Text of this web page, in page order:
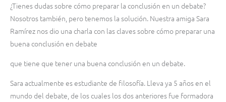
¿Tienes dudas sobre cómo preparar la conclusión en un debate?
Nosotros también, pero tenemos la solución. Nuestra amiga Sara
Ramírez nos dio una charla con las claves sobre cómo preparar una
buena conclusión en debate
que tiene que tener una buena conclusión en un debate.
Sara actualmente es estudiante de filosofía. Lleva ya 5 años en el
mundo del debate, de los cuales los dos anteriores fue formadora